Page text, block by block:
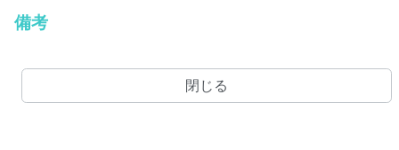
備考
閉じる